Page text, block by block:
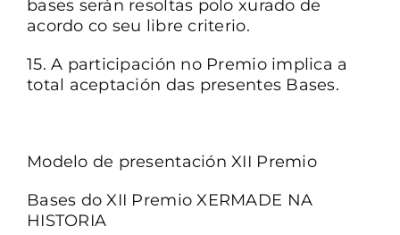
bases serán resoltas polo xurado de
acordo co seu libre criterio.
15. A participación no Premio implica a
total aceptación das presentes Bases.
Modelo de presentación XII Premio
Bases do XII Premio XERMADE NA
HISTORIA